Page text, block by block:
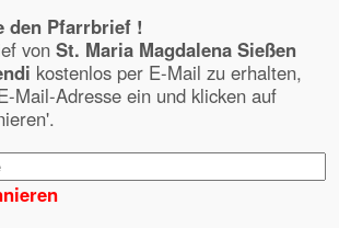
den Pfarrbrief !
von St. Maria Magdalena Sießen
kostenlos per E-Mail zu erhalten,
Mail-Adresse ein und klicken auf